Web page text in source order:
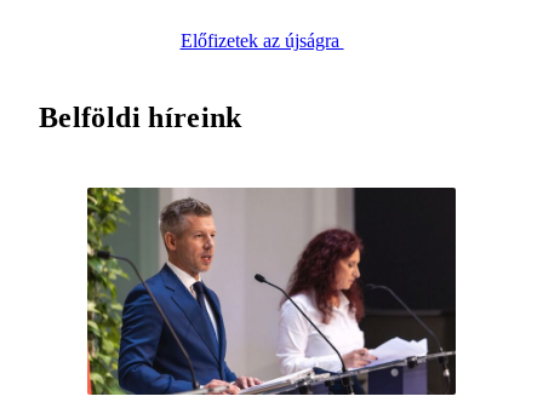
Előfizetek az újságra
Belföldi híreink